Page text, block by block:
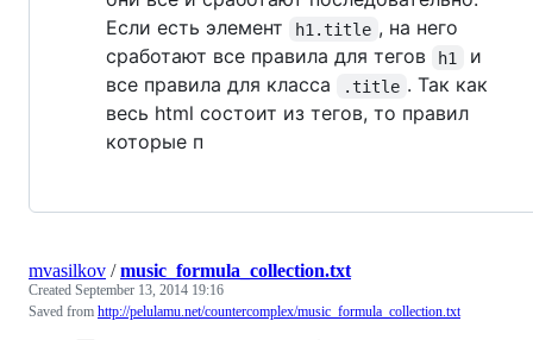
Если есть элемент
h1.title , на него
сработают все правила для тегов
h1
и
все правила для класса
.title . Так как
весь html состоит из тегов, то правил
которые п
mvasilkov /music_formula_collection.txt
Created September 13, 2014 19:16
Saved from http://pelulamu.net/countercomplex/music_formula_collection.txt